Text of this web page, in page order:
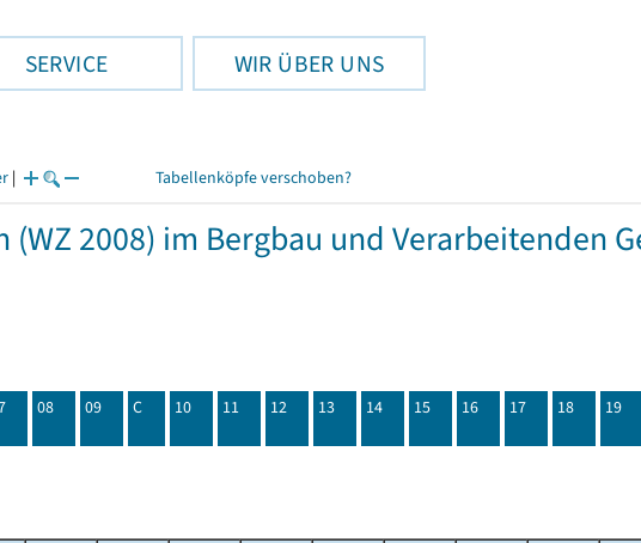
SERVICE WIR ÜBER UNS
| Tabellenköpfe verschoben?
2008) im Bergbau und Verarbeitenden
08 09 C 10 11 12 13 14 15 16 17 18 19